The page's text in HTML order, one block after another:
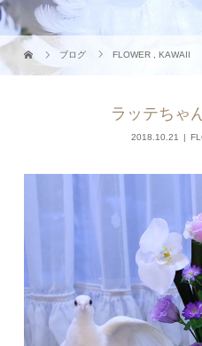
ブログ FLOWER ,KAWAII
ラッテちゃ
2018.10.21